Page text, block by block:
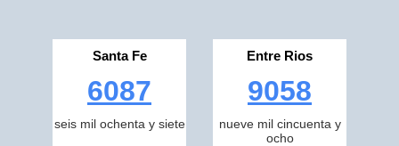
Santa Fe
6087
seis mil ochenta y siete
Entre Rios
9058
nueve mil cincuenta y
ocho